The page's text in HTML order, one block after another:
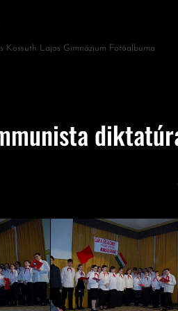
Kossuth Lajos Gimnázium Fotóalbuma